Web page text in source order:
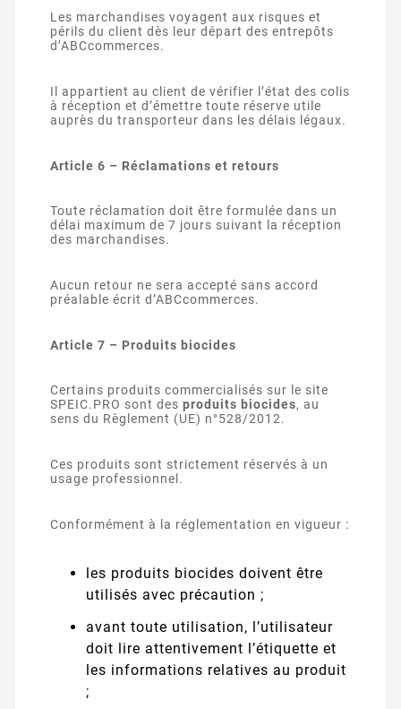
Les marchandises voyagent aux risques et
périls du client dès leur départ des entrepôts
d’ABCcommerces.
Il appartient au client de vérifier l’état des colis
à réception et d’émettre toute réserve utile
auprès du transporteur dans les délais légaux.
Article 6 – Réclamations et retours
Toute réclamation doit être formulée dans un
délai maximum de 7 jours suivant la réception
des marchandises.
Aucun retour ne sera accepté sans accord
préalable écrit d’ABCcommerces.
Article 7 – Produits biocides
Certains produits commercialisés sur le site
SPEIC.PRO sont des produits biocides, au
sens du Règlement (UE) n°528/2012.
Ces produits sont strictement réservés à un
usage professionnel.
Conformément à la réglementation en vigueur :
les produits biocides doivent être
utilisés avec précaution ;
avant toute utilisation, l’utilisateur
doit lire attentivement l’étiquette et
les informations relatives au produit
;